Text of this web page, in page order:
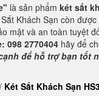
là sản phẩm két sắt
Khách Sạn còn
mật và an toàn tuyệt
098 2770404 hãy để
để hỗ trợ bạn tốt
/ Két Sắt Khách Sạn